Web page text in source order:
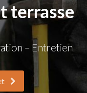
terrasse
– Entretien